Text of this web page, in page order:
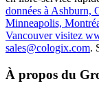
données à Ashburn,
Minneapolis,
Vancouver visitez
sales@cologix.com.
À propos du